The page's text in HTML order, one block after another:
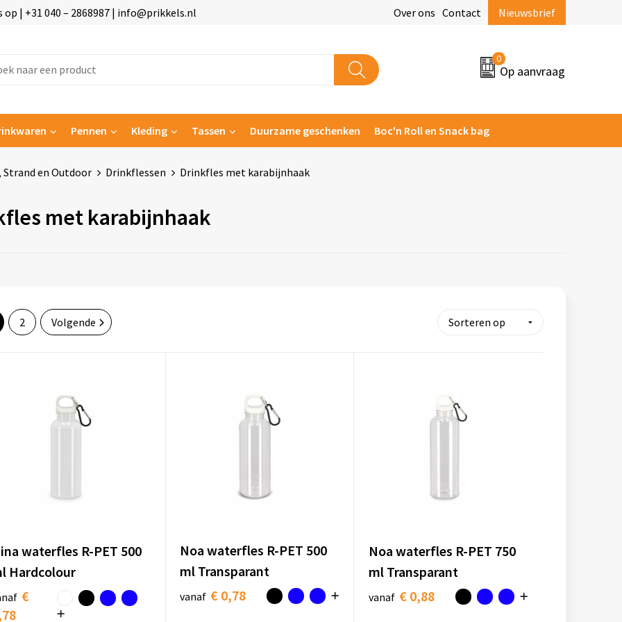
| +31 040 – 2868987 | info@prikkels.nl Over ons Contact Nieuwsbrief
0
Op aanvraag
Pennen Kleding Tassen Duurzame geschenken Boc'n Roll en Snack bag
en Outdoor Drinkflessen Drinkfles met karabijnhaak
met karabijnhaak
2 Volgende
waterfles R-PET 500
Hardcolour
€
Noa waterfles R-PET 500
ml Transparant
vanaf € 0,78
Noa waterfles R-PET 750
ml Transparant
vanaf € 0,88